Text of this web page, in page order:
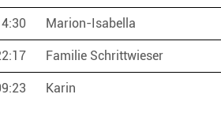
Marion-Isabella
Familie Schrittwieser
Karin